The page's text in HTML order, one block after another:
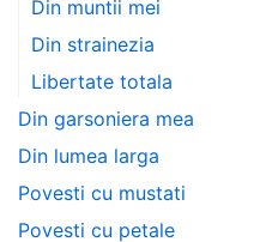
Din muntii mei
Din strainezia
Libertate totala
Din garsoniera mea
Din lumea larga
Povesti cu mustati
Povesti cu petale